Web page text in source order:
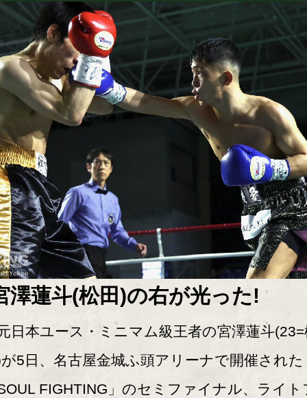
澤蓮斗(松田)の右が光った!
本ユース・ミニマム級王者の宮澤蓮斗(23=
5日、名古屋金城ふ頭アリーナで開催された
FIGHTING」のセミファイナル、ライト